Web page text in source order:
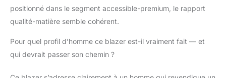
positionné dans le segment accessible-premium, le rapport
qualité-matière semble cohérent.
Pour quel profil d’homme ce blazer est-il vraiment fait — et
qui devrait passer son chemin ?